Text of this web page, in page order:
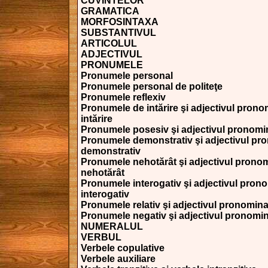
GRAMATICA
MORFOSINTAXA
SUBSTANTIVUL
ARTICOLUL
ADJECTIVUL
PRONUMELE
Pronumele personal
Pronumele personal de politeţe
Pronumele reflexiv
Pronumele de intărire şi adjectivul
intărire
Pronumele posesiv şi adjectivul
Pronumele demonstrativ şi adjectivul
demonstrativ
Pronumele nehotărât şi adjectivul
nehotărât
Pronumele interogativ şi adjectivul
interogativ
Pronumele relativ şi adjectivul
Pronumele negativ şi adjectivul
NUMERALUL
VERBUL
Verbele copulative
Verbele auxiliare